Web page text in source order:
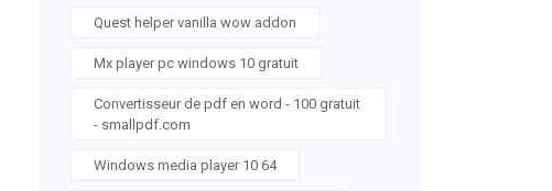
Quest helper vanilla wow addon
Mx player pc windows 10 gratuit
Convertisseur de pdf en word - 100 gratuit
- smallpdf.com
Windows media player 10 64